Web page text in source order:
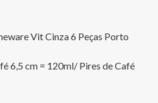
Vit Cinza 6 Peças Porto
6,5 cm = 120ml/ Pires de Café